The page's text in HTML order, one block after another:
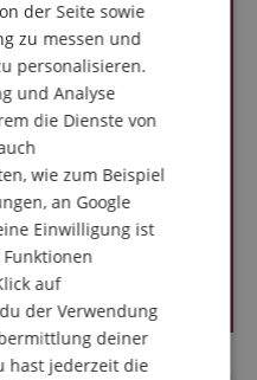
SPANISH
der Seite sowie
zu messen und
personalisieren.
und Analyse
die Dienste von
wie zum Beispiel
an Google
Einwilligung ist
auf
der Verwendung
deiner
hast jederzeit die